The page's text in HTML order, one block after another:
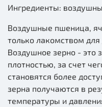
Ингредиенты:
Воздушные пшеница,
только лакомством
Воздушное зерно - это
плотностью, за счет
становятся более
зерна получаются в
температуры и